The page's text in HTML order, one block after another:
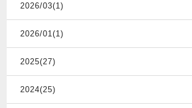
2026/03(1)
2026/01(1)
2025(27)
2024(25)